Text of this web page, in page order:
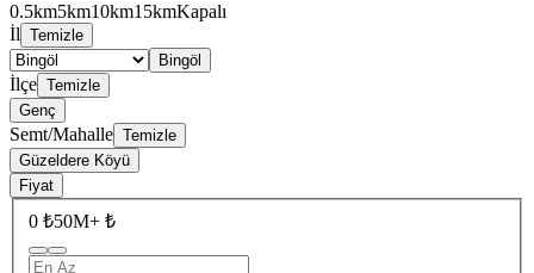
0.5km5km10km15kmKapalı
İl Temizle
Bingöl
İlçe Temizle
Genç
Semt/Mahalle Temizle
Güzeldere Köyü
Fiyat
0 ₺50M+ ₺